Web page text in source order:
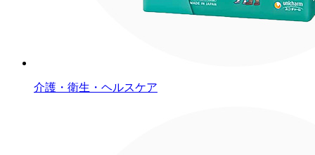
介護・衛生・ヘルスケア